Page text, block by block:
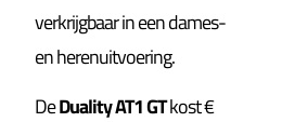
verkrijgbaar in een dames-
en herenuitvoering.
DeDuality AT1 GTkost €